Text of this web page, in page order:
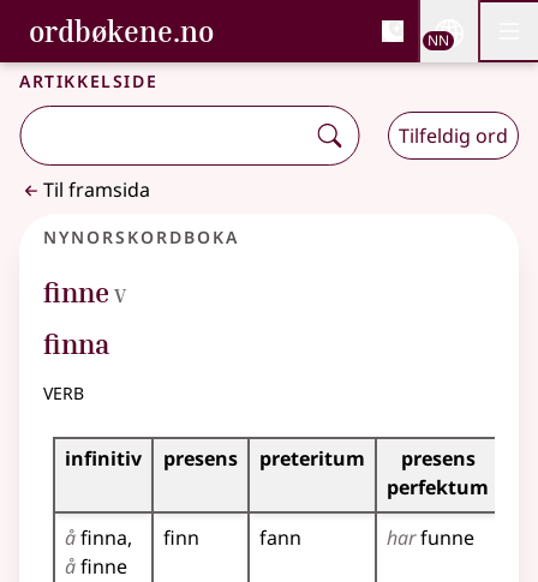
Gå til hovudinnhald
Tilgjenge
ordbøkene.no, Bokmålsordboka og
Bokmålsordboka og Nynorskordboka
NN
Artikkelside
Tilfeldig ord
Til framsida
Nynorskordboka
finne 5
V
finna
verb
Bøyningstabell for dette verbet
infinitiv presens preteritum
presens
perfektum
åfinna
åfinne
finn fann harfunne